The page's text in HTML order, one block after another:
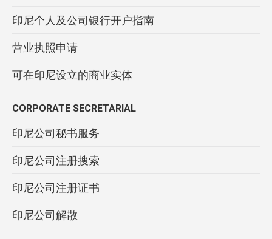
印尼个人及公司银行开户指南
营业执照申请
可在印尼设立的商业实体
CORPORATE SECRETARIAL
印尼公司秘书服务
印尼公司注册搜索
印尼公司注册证书
印尼公司解散